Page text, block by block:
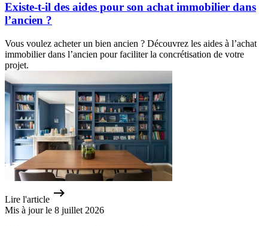
Existe-t-il des aides pour son achat immobilier dans
l’ancien ?
Vous voulez acheter un bien ancien ? Découvrez les aides à l’achat
immobilier dans l’ancien pour faciliter la concrétisation de votre
projet.
Lire l'article
Mis à jour le 8 juillet 2026